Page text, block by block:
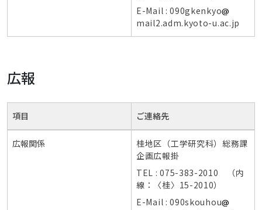
E-Mail : 090gkenkyo
mail2.adm.kyoto-u.ac.jp
広報
項目 ご連絡先
広報関係
桂地区（工学研究科）総務課
企画広報掛
TEL : 075-383-2010 （内
線：〈桂〉15-2010）
E-Mail : 090skouhou